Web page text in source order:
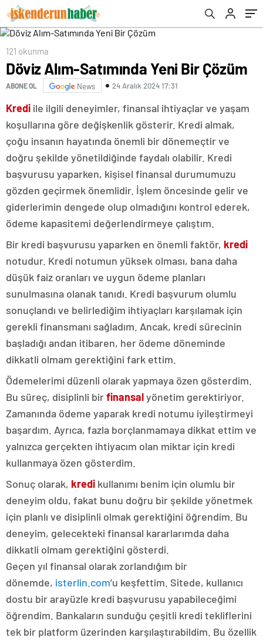
121 okunma
Döviz Alım-Satımında Yeni Bir Çözüm
ABONE OL News 24 Aralık 2024 17:31
Kredi ile ilgili deneyimler, finansal ihtiyaçlar ve yaşam
koşullarına göre değişkenlik gösterir. Kredi almak,
çoğu insanın hayatında önemli bir dönemeçtir ve
doğru şekilde yönetildiğinde faydalı olabilir. Kredi
başvurusu yaparken, kişisel finansal durumumuzu
gözden geçirmek önemlidir. İşlem öncesinde gelir ve
giderlerimin dengede olup olmadığını kontrol ederek,
ödeme kapasitemi değerlendirmeye çalıştım.
Bir kredi başvurusu yaparken en önemli faktör, kredi
notudur. Kredi notumun yüksek olması, bana daha
düşük faiz oranları ve uygun ödeme planları
sunulmasına olanak tanıdı. Kredi başvurum olumlu
sonuçlandı ve belirlediğim ihtiyaçları karşılamak için
gerekli finansmanı sağladım. Ancak, kredi sürecinin
başladığı andan itibaren, her ödeme döneminde
dikkatli olmam gerektiğini fark ettim.
Ödemelerimi düzenli olarak yapmaya özen gösterdim.
Bu süreç, disiplinli birfinansalyönetim gerektiriyor.
Zamanında ödeme yaparak kredi notumu iyileştirmeyi
başardım. Ayrıca, fazla borçlanmamaya dikkat ettim ve
yalnızca gerçekten ihtiyacım olan miktar için kredi
kullanmaya özen gösterdim.
Sonuç olarak, kredi kullanımı benim için olumlu bir
deneyim oldu, fakat bunu doğru bir şekilde yönetmek
için planlı ve disiplinli olmak gerektiğini öğrendim. Bu
deneyim, gelecekteki finansal kararlarımda daha
dikkatli olmam gerektiğini gösterdi.
Geçen yıl finansal olarak zorlandığım bir
dönemde, isterlin.com’u keşfettim. Sitede, kullanıcı
dostu bir arayüzle kredi başvurusu yapabileceğimi
öğrendim. Bankaların sunduğu çeşitli kredi tekliflerini
tek bir platform üzerinden karşılaştırabildim. Bu özellik